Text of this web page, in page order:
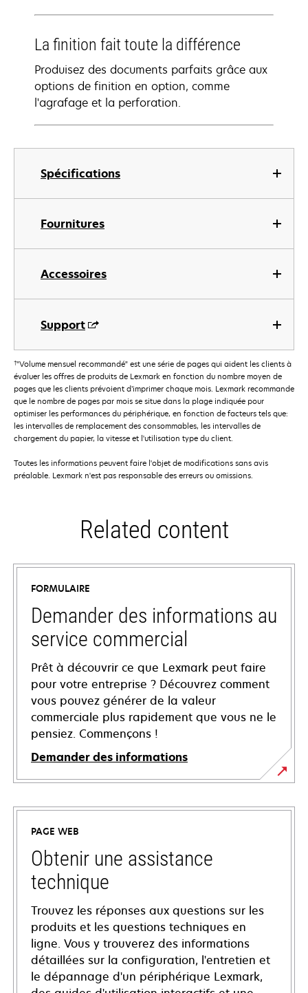
Spécifications
Fournitures
Accessoires
Support
La finition fait toute la différence
Produisez des documents parfaits grâce aux
options de finition en option, comme
l'agrafage et la perforation.
†"Volume mensuel recommandé" est une série de pages qui aident les clients à
évaluer les offres de produits de Lexmark en fonction du nombre moyen de
pages que les clients prévoient d’imprimer chaque mois. Lexmark recommande
que le nombre de pages par mois se situe dans la plage indiquée pour
optimiser les performances du périphérique, en fonction de facteurs tels que:
les intervalles de remplacement des consommables, les intervalles de
chargement du papier, la vitesse et l'utilisation type du client.
Toutes les informations peuvent faire l'objet de modifications sans avis
préalable. Lexmark n'est pas responsable des erreurs ou omissions.
Related content
FORMULAIRE
Demander des informations au
service commercial
Prêt à découvrir ce que Lexmark peut faire
pour votre entreprise ? Découvrez comment
vous pouvez générer de la valeur
commerciale plus rapidement que vous ne le
pensiez. Commençons !
Demander des informations
PAGE WEB
Obtenir une assistance
technique
Trouvez les réponses aux questions sur les
produits et les questions techniques en
ligne. Vous y trouverez des informations
détaillées sur la configuration, l'entretien et
le dépannage d'un périphérique Lexmark,